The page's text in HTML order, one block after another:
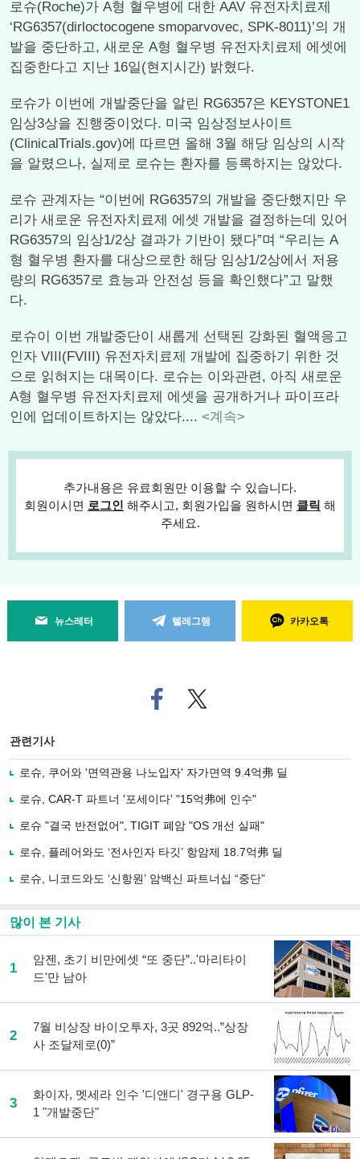
로슈(Roche)가 A형 혈우병에 대한 AAV 유전자치료제
‘RG6357(dirloctocogene smoparvovec, SPK-8011)’의 개
발을 중단하고, 새로운 A형 혈우병 유전자치료제 에셋에
집중한다고 지난 16일(현지시간) 밝혔다.
로슈가 이번에 개발중단을 알린 RG6357은 KEYSTONE1
임상3상을 진행중이었다. 미국 임상정보사이트
(ClinicalTrials.gov)에 따르면 올해 3월 해당 임상의 시작
을 알렸으나, 실제로 로슈는 환자를 등록하지는 않았다.
로슈 관계자는 “이번에 RG6357의 개발을 중단했지만 우
리가 새로운 유전자치료제 에셋 개발을 결정하는데 있어
RG6357의 임상1/2상 결과가 기반이 됐다”며 “우리는 A
형 혈우병 환자를 대상으로한 해당 임상1/2상에서 저용
량의 RG6357로 효능과 안전성 등을 확인했다”고 말했
다.
로슈이 이번 개발중단이 새롭게 선택된 강화된 혈액응고
인자 VIII(FVIII) 유전자치료제 개발에 집중하기 위한 것
으로 읽혀지는 대목이다. 로슈는 이와관련, 아직 새로운
A형 혈우병 유전자치료제 에셋을 공개하거나 파이프라
인에 업데이트하지는 않았다.... <계속>
추가내용은 유료회원만 이용할 수 있습니다.
회원이시면 로그인 해주시고, 회원가입을 원하시면 클릭 해
주세요.
뉴스레터 텔레그램 카카오톡
페
이
로
기
사
유
기
트위
터로
관련기사
로슈, 쿠어와 '면역관용 나노입자' 자가면역 9.4억弗 딜
로슈, CAR-T 파트너 '포세이다' "15억弗에 인수"
로슈 "결국 반전없어", TIGIT 폐암 "OS 개선 실패"
로슈, 플레어와도 ‘전사인자 타깃’ 항암제 18.7억弗 딜
로슈, 니코드와도 ‘신항원’ 암백신 파트너십 “중단”
많이 본 기사
1
암젠, 초기 비만에셋 “또 중단”..'마리타이
드'만 남아
2
7월 비상장 바이오투자, 3곳 892억..”상장
사 조달제로(0)”
3
화이자, 멧세라 인수 '디앤디' 경구용 GLP-
1 "개발중단"